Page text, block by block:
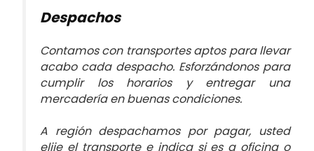
Despachos
Contamos con transportes aptos para llevar
acabo cada despacho. Esforzándonos para
cumplir los horarios y entregar una
mercadería en buenas condiciones.
A región despachamos por pagar, usted
elije el transporte e indica si es a oficina o